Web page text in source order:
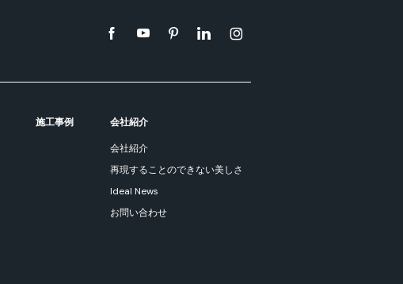
施工事例 会社紹介
会社紹介
再現することのできない美しさ
Ideal News
お問い合わせ